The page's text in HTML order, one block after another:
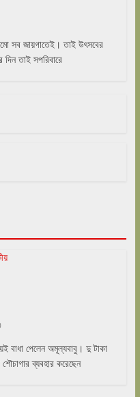
সব জায়গাতেই। তাই উৎসবের
তাই সপরিবারে
বাধা পেলেন অমূল্যবাবু। দু টাকা
ব্যবহার করেছেন